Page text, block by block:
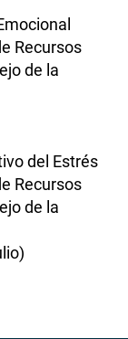
Recursos
de la
del Estrés
Recursos
de la